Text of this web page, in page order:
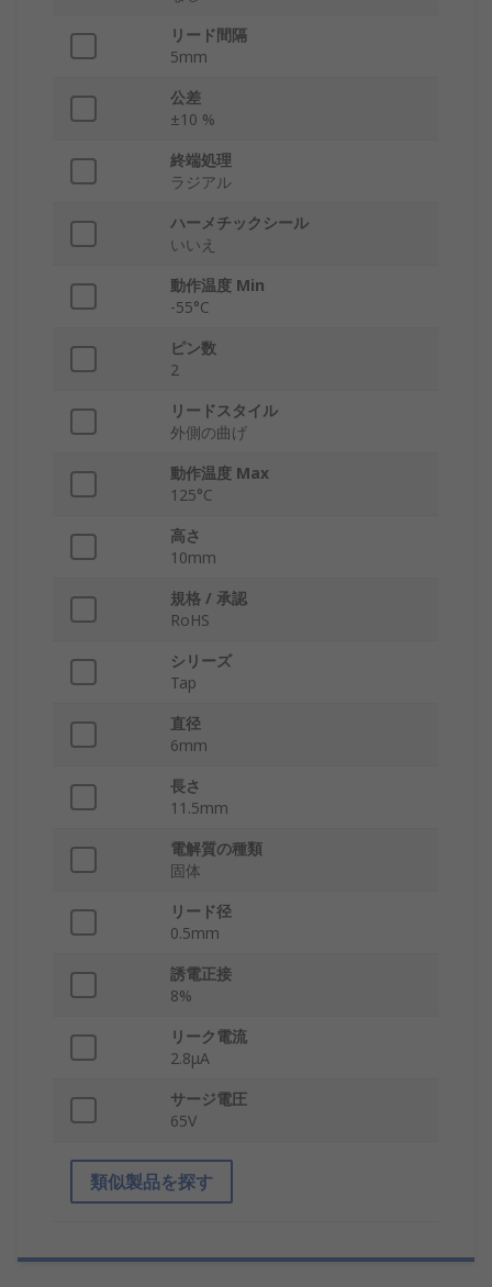
リード間隔
5mm
公差
±10 %
終端処理
ラジアル
ハーメチックシール
いいえ
動作温度 Min
-55°C
ピン数
2
リードスタイル
外側の曲げ
動作温度 Max
125°C
高さ
10mm
規格 / 承認
RoHS
シリーズ
Tap
直径
6mm
長さ
11.5mm
電解質の種類
固体
リード径
0.5mm
誘電正接
8%
リーク電流
2.8μA
サージ電圧
65V
類似製品を探す